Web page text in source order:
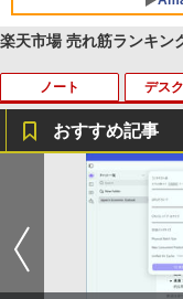
楽天市場 売れ筋ランキン
ノート デス
おすすめ記事